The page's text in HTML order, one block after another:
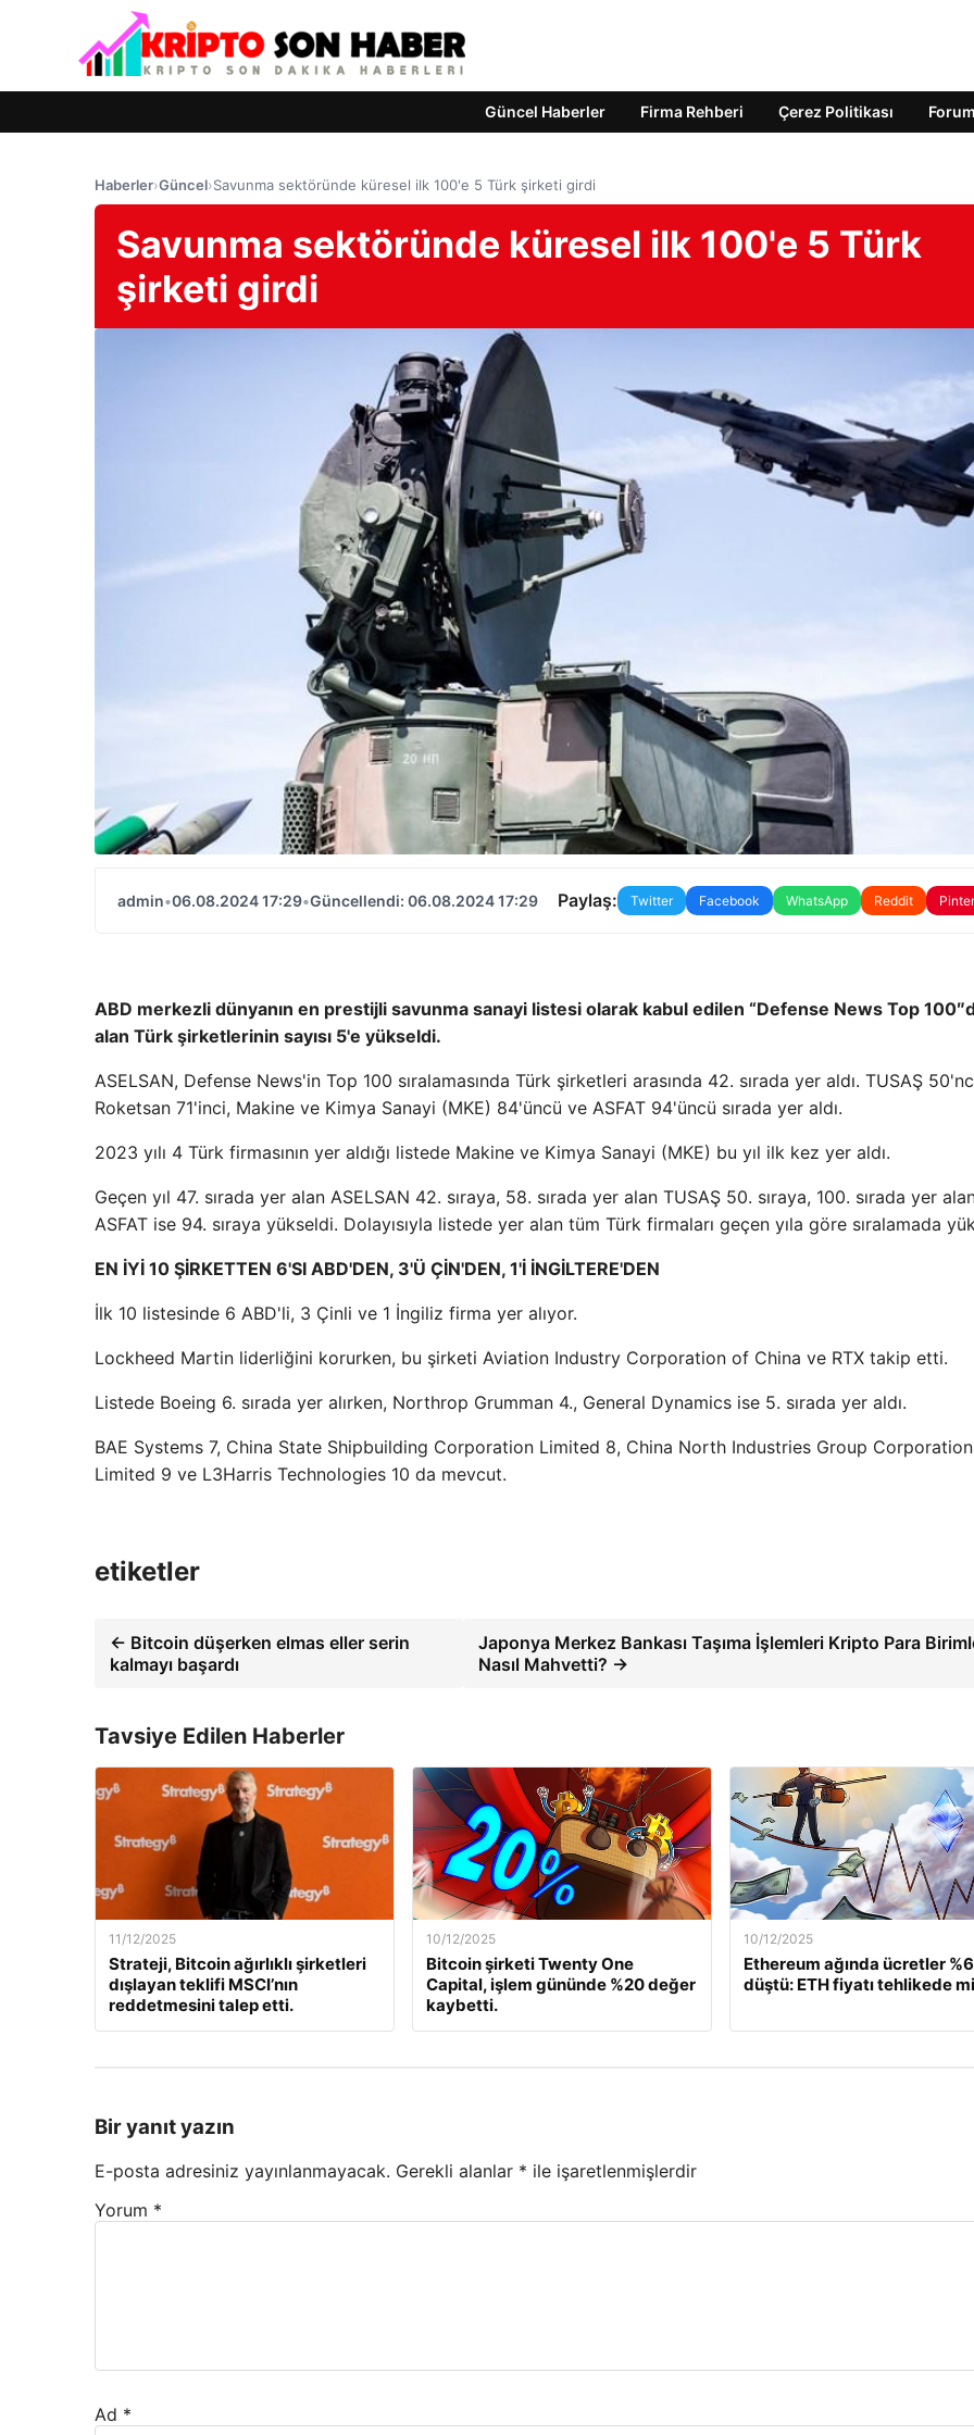
Güncel Haberler Firma Rehberi Çerez Politikası Forum
Haberler›Güncel›Savunma sektöründe küresel ilk 100'e 5 Türk şirketi girdi
Savunma sektöründe küresel ilk 100'e 5 Türk
şirketi girdi
admin•06.08.2024 17:29•Güncellendi: 06.08.2024 17:29 Paylaş: Twitter Facebook WhatsApp Reddit
ABD merkezli dünyanın en prestijli savunma sanayi listesi olarak kabul edilen “Defense News Top
alan Türk şirketlerinin sayısı 5'e yükseldi.
ASELSAN, Defense News'in Top 100 sıralamasında Türk şirketleri arasında 42. sırada yer aldı. TUSAŞ
Roketsan 71'inci, Makine ve Kimya Sanayi (MKE) 84'üncü ve ASFAT 94'üncü sırada yer aldı.
2023 yılı 4 Türk firmasının yer aldığı listede Makine ve Kimya Sanayi (MKE) bu yıl ilk kez yer aldı.
Geçen yıl 47. sırada yer alan ASELSAN 42. sıraya, 58. sırada yer alan TUSAŞ 50. sıraya, 100. sırada yer
ASFAT ise 94. sıraya yükseldi. Dolayısıyla listede yer alan tüm Türk firmaları geçen yıla göre sıralamada
EN İYİ 10 ŞİRKETTEN 6'SI ABD'DEN, 3'Ü ÇİN'DEN, 1'İ İNGİLTERE'DEN
İlk 10 listesinde 6 ABD'li, 3 Çinli ve 1 İngiliz firma yer alıyor.
Lockheed Martin liderliğini korurken, bu şirketi Aviation Industry Corporation of China ve RTX takip etti.
Listede Boeing 6. sırada yer alırken, Northrop Grumman 4., General Dynamics ise 5. sırada yer aldı.
BAE Systems 7, China State Shipbuilding Corporation Limited 8, China North Industries Group Corporation
Limited 9 ve L3Harris Technologies 10 da mevcut.
etiketler
← Bitcoin düşerken elmas eller serin
kalmayı başardı
Japonya Merkez Bankası Taşıma İşlemleri Kripto Para
Nasıl Mahvetti? →
Tavsiye Edilen Haberler
11/12/2025
Strateji, Bitcoin ağırlıklı şirketleri
dışlayan teklifi MSCI’nın
reddetmesini talep etti.
10/12/2025
Bitcoin şirketi Twenty One
Capital, işlem gününde %20 değer
kaybetti.
10/12/2025
Ethereum ağında ücretler
düştü: ETH fiyatı tehlikede
Bir yanıt yazın
E-posta adresiniz yayınlanmayacak. Gerekli alanlar * ile işaretlenmişlerdir
Yorum *
Ad *